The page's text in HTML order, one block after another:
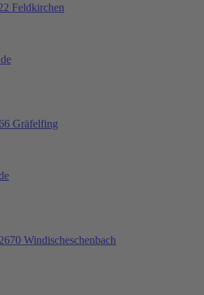
Feldkirchen
Gräfelfing
Windischeschenbach